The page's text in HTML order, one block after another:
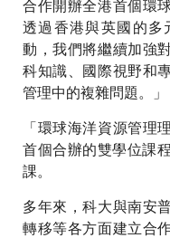
合作開辦全港首個環
透過香港與英國的多
動，我們將繼續加強
科知識、國際視野和
管理中的複雜問題。」
「環球海洋資源管理
首個合辦的雙學位課
課。
多年來，科大與南安
轉移等各方面建立合